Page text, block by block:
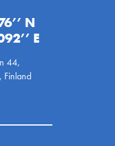
N
E
44,
Finland